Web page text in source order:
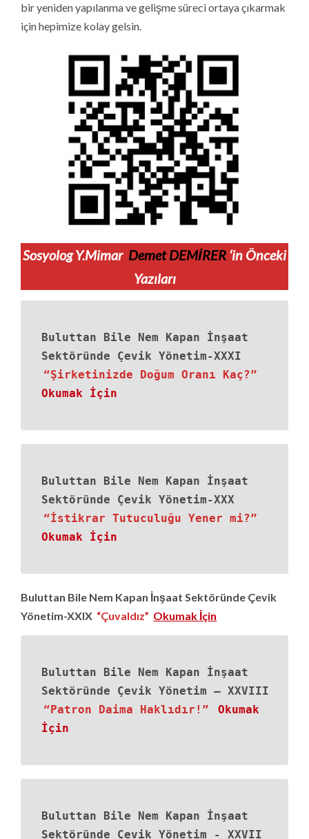
bir yeniden yapılanma ve gelişme süreci ortaya çıkarmak
için hepimize kolay gelsin.
Sosyolog Y.Mimar Demet DEMİRER ‘in Önceki
Yazıları
Buluttan Bile Nem Kapan İnşaat
Sektöründe Çevik Yönetim-XXXI
“Şirketinizde Doğum Oranı Kaç?”
Okumak İçin
Buluttan Bile Nem Kapan İnşaat
Sektöründe Çevik Yönetim-XXX
“İstikrar Tutuculuğu Yener mi?”
Okumak İçin
Buluttan Bile Nem Kapan İnşaat Sektöründe Çevik
Yönetim-XXIX “Çuvaldız” Okumak İçin
Buluttan Bile Nem Kapan İnşaat
Sektöründe Çevik Yönetim – XXVIII
“Patron Daima Haklıdır!”
Okumak
İçin
Buluttan Bile Nem Kapan İnşaat
Sektöründe Çevik Yönetim - XXVII